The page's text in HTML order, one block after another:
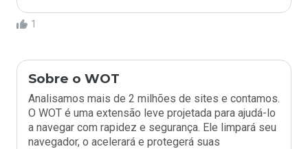
1
Sobre o WOT
Analisamos mais de 2 milhões de sites e contamos.
O WOT é uma extensão leve projetada para ajudá-lo
a navegar com rapidez e segurança. Ele limpará seu
navegador, o acelerará e protegerá suas